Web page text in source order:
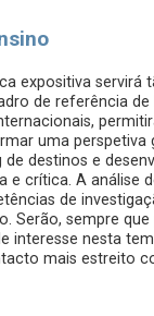
expositiva servirá
de referência de
uma perspetiva
destinos e
e crítica. A análise
de
Serão, sempre
interesse nesta
mais estreito